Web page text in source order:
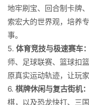
地牢刷宝、回合制卡牌
索宏大的世界观，培养
事。
5. 体育竞技与极速赛车：
师、足球联赛、篮球扣
原真实运动轨迹，让玩
6. 棋牌休闲与复古街机：
棋，以及恐龙快打、三